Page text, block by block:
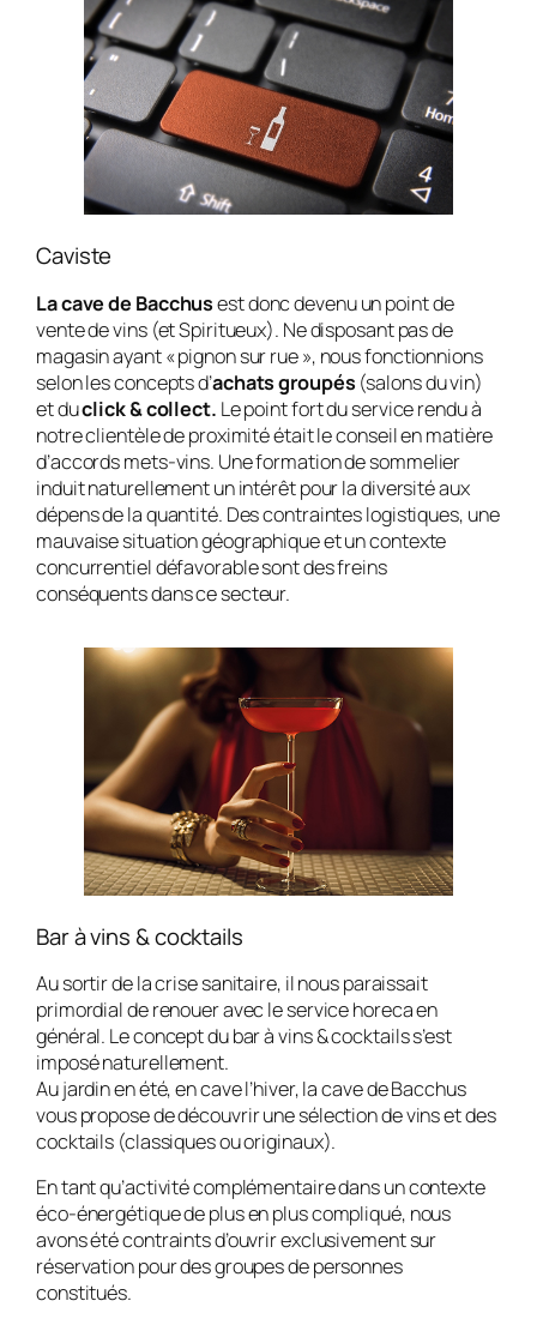
Caviste
La cave de Bacchusest donc devenu un point de
vente de vins (et Spiritueux). Ne disposant pas de
magasin ayant « pignon sur rue », nous fonctionnions
selon les concepts d’achats groupés (salons du vin)
et duclick & collect. Le point fort du service rendu à
notre clientèle de proximité était le conseil en matière
d’accords mets-vins. Une formation de sommelier
induit naturellement un intérêt pour la diversité aux
dépens de la quantité. Des contraintes logistiques, une
mauvaise situation géographique et un contexte
concurrentiel défavorable sont des freins
conséquents dans ce secteur.
Bar à vins & cocktails
Au sortir de la crise sanitaire, il nous paraissait
primordial de renouer avec le service horeca en
général. Le concept du bar à vins & cocktails s’est
imposé naturellement.
Au jardin en été, en cave l’hiver, la cave de Bacchus
vous propose de découvrir une sélection de vins et des
cocktails (classiques ou originaux).
En tant qu’activité complémentaire dans un contexte
éco-énergétique de plus en plus compliqué, nous
avons été contraints d’ouvrir exclusivement sur
réservation pour des groupes de personnes
constitués.